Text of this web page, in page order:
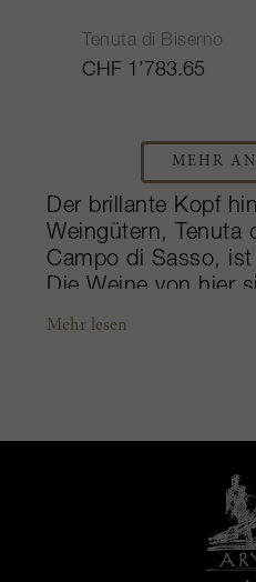
Tenuta di Biserno
CHF 1’783.65
MEHR
Der brillante Kopf
Weingütern, Tenuta
Campo di Sasso,
Die Weine von hier
Fähigkeit
sanften Hügeln von
Maremma liegt die
angrenzend an das
Städtchen Bolgheri.
Hektar große
Mehr lesen